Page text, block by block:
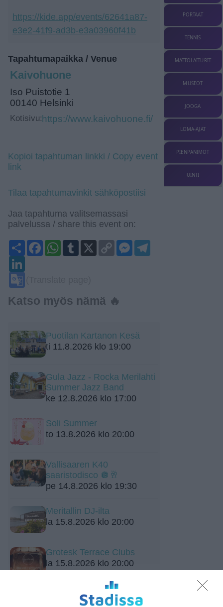
https://kide.app/events/62641a87-
e3e2-41f9-ad3b-e3a03960f41b
Tapahtumapaikka / Venue
Kaivohuone
Iso Puistotie 1
00140 Helsinki
Kotisivu:https://www.kaivohuone.fi/
Kopioi tapahtuman linkki / Copy event
link
Tilaa tapahtumavinkit sähköpostiisi
Jaa tapahtuma valitsemassasi
palvelussa / share this event on:
ShareFacebookWhatsApp
Tumblr
X
Copy
Link
Messenger
Katso myös nämä 🔥
Puotilan Kartanon Kesä
ti 11.8.2026 klo 19:00
Gula Jazz - Rocka Merilahti
Summer Jazz Band
ke 12.8.2026 klo 17:00
Soli Summer
to 13.8.2026 klo 20:00
Vallisaaren K40
saaristodisco 🪩🥂
pe 14.8.2026 klo 19:30
Meritallin DJ-ilta
la 15.8.2026 klo 20:00
Grotesk Terrace Clubs
la 15.8.2026 klo 20:00
Flow Festival 2026
su 16.8.2026 klo 13:00
PORTAAT
TENNIS
MATTOLAITURIT
MUSEOT
JOOGA
LOMA-AJAT
PIENPANIMOT
UINTI